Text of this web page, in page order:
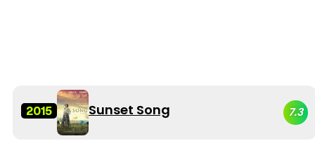
2015 Sunset Song 7.3